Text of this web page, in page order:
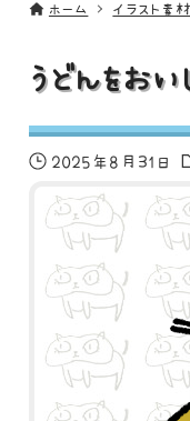
ホーム イラスト素材
うどんをおい
2025年8月31日